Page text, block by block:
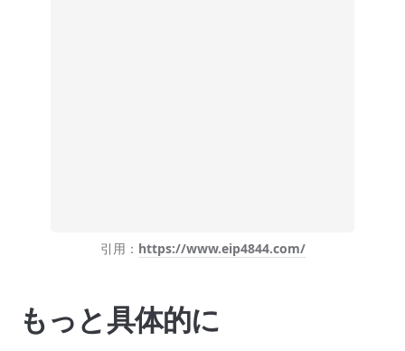
引用： https://www.eip4844.com/
もっと具体的に